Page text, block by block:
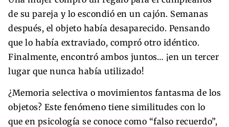
de su pareja y lo escondió en un cajón. Semanas
después, el objeto había desaparecido. Pensando
que lo había extraviado, compró otro idéntico.
Finalmente, encontró ambos juntos… ¡en un tercer
lugar que nunca había utilizado!
¿Memoria selectiva o movimientos fantasma de los
objetos? Este fenómeno tiene similitudes con lo
que en psicología se conoce como “falso recuerdo”,